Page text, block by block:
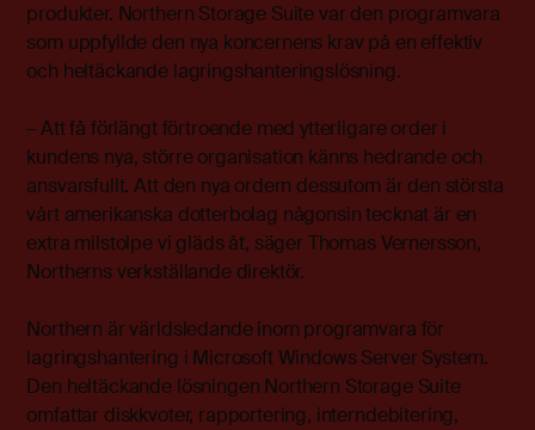
produkter. Northern Storage Suite var den programvara
som uppfyllde den nya koncernens krav på en effektiv
och heltäckande lagringshanteringslösning.
– Att få förlängt förtroende med ytterligare order i
kundens nya, större organisation känns hedrande och
ansvarsfullt. Att den nya ordern dessutom är den största
vårt amerikanska dotterbolag någonsin tecknat är en
extra milstolpe vi gläds åt, säger Thomas Vernersson,
Northerns verkställande direktör.
Northern är världsledande inom programvara för
lagringshantering i Microsoft Windows Server System.
Den heltäckande lösningen Northern Storage Suite
omfattar diskkvoter, rapportering, interndebitering,